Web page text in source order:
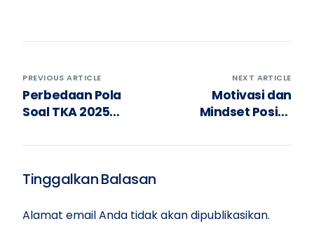
PREVIOUS ARTICLE
Perbedaan Pola
Soal TKA 2025
Tahun Sebelumnya
NEXT ARTICLE
Motivasi dan
Mindset Positif
TKA 2025
Tinggalkan Balasan
Alamat email Anda tidak akan dipublikasikan.